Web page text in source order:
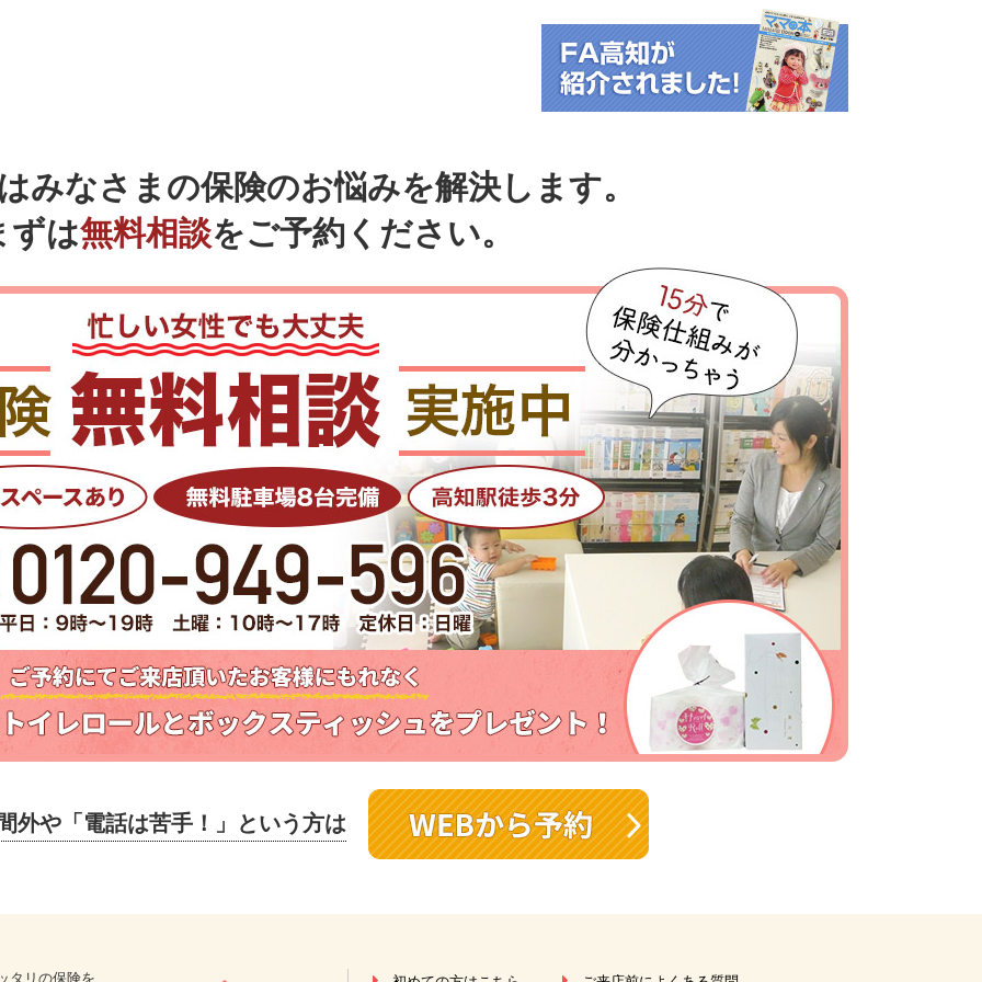
みなさまの保険のお悩みを解決します。
ずは無料相談をご予約ください。
外や 「電話は苦手！」という方は
タリの保険を